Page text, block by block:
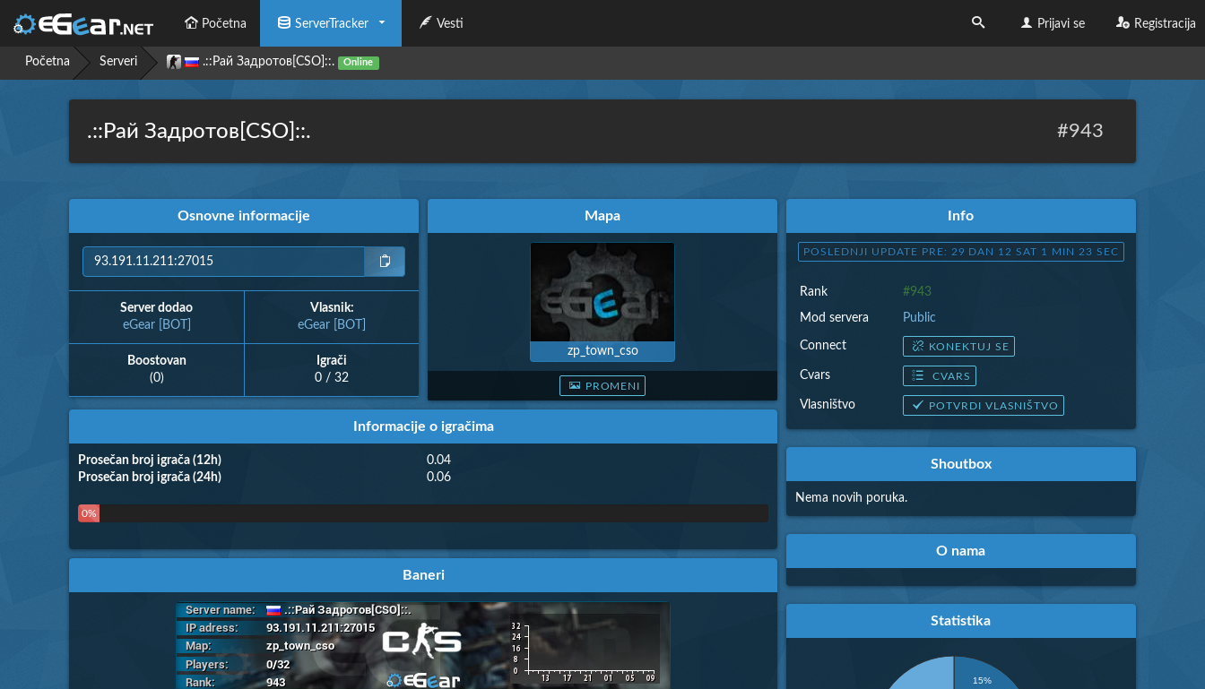
Početna ServerTracker Vesti Prijavi se Registracija
Početna Serveri .::Рай Задротов[CSO]::. Online
.::Рай Задротов[CSO]::. #943
Osnovne informacije
Server dodao
eGear [BOT]
Vlasnik:
eGear [BOT]
Boostovan
(0)
Igrači
0 / 32
Mapa
zp_town_cso
PROMENI
Informacije o igračima
Prosečan broj igrača (12h)
0.04
Prosečan broj igrača (24h)
0.06
0%
Baneri
Info
POSLEDNJI UPDATE PRE: 29 DAN 12 SAT 1 MIN 25 SEC
Rank #943
Mod servera Public
Connect KONEKTUJ SE
Cvars CVARS
Vlasništvo POTVRDI VLASNIŠTVO
Shoutbox
Nema novih poruka.
O nama
Statistika
15%